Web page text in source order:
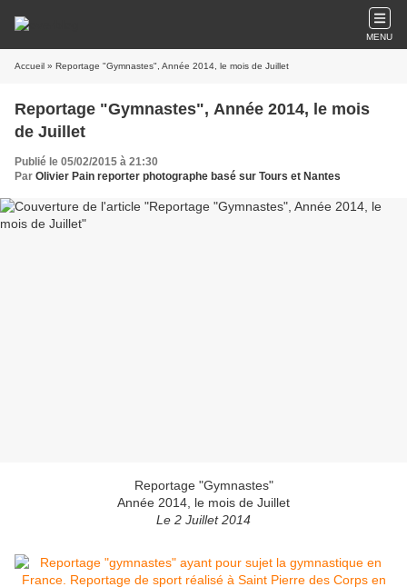
MENU
Accueil » Reportage "Gymnastes", Année 2014, le mois de Juillet
Reportage "Gymnastes", Année 2014, le mois
de Juillet
Publié le 05/02/2015 à 21:30
Par Olivier Pain reporter photographe basé sur Tours et Nantes
Reportage "Gymnastes"
Année 2014, le mois de Juillet
Le 2 Juillet 2014